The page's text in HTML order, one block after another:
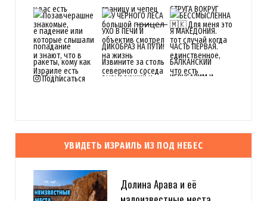
Подписаться
УВИДЕТЬ ИЗРАИЛЬ ИЗ ПОД НЕБЕС
Долина Арава и её